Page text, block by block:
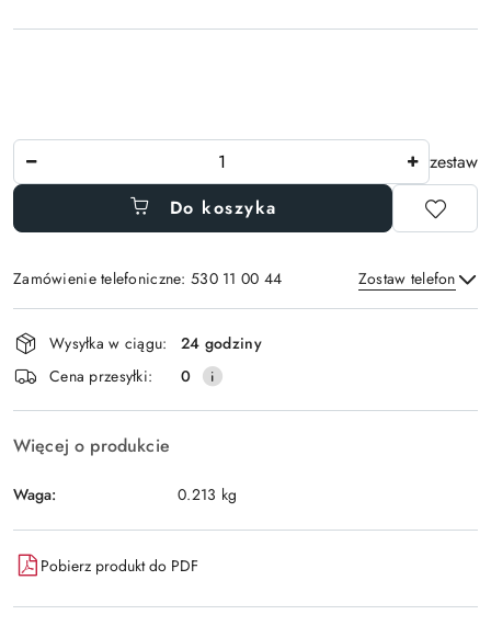
zestaw
Do koszyka
Zamówienie telefoniczne: 530 11 00 44 Zostaw telefon
Wyślij
Dostępność
i
dostawa
Wysyłka w ciągu:
24 godziny
Cena przesyłki:
0
Więcej o produkcie
Waga: 0.213 kg
Pobierz produkt do PDF